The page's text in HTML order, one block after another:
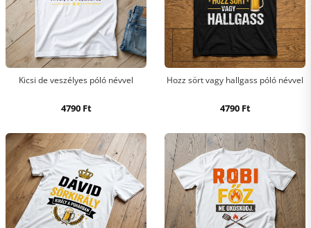
Kicsi de veszélyes póló névvel
4790 Ft
Hozz sört vagy hallgass póló névvel
4790 Ft